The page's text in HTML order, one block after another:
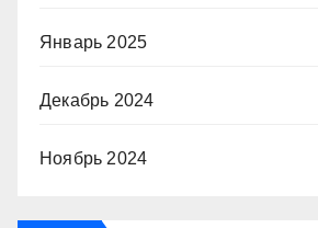
Январь 2025
Декабрь 2024
Ноябрь 2024